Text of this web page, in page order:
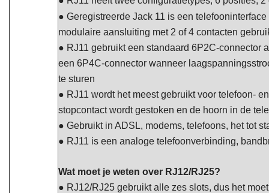
● Geregistreerde Jack 11 is een
modulaire aansluiting met 2 of 4 contacten
● RJ11 gebruikt een standaard 6P2C-connector
een 6P4C-connector wanneer
te sturen
● RJ11 wordt het meest gebruikt voor telefoon-
stopcontact wordt gestoken en de hoorn in de
● Gebruikt in ADSL, modems, telefoons, het tot
● RJ11 is een analoge telefoonverbinding,
Wat moet je weten over RJ12/RJ25?
● RJ12/RJ25 gebruikt alle zes slots, dus het